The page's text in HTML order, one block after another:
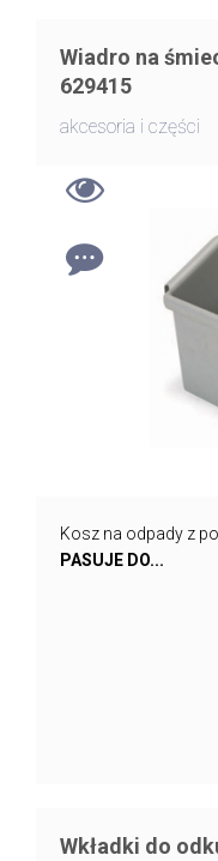
Wiadro na
629415
akcesoria i części
Kosz na odpady z
PASUJE DO...
Wkładki do